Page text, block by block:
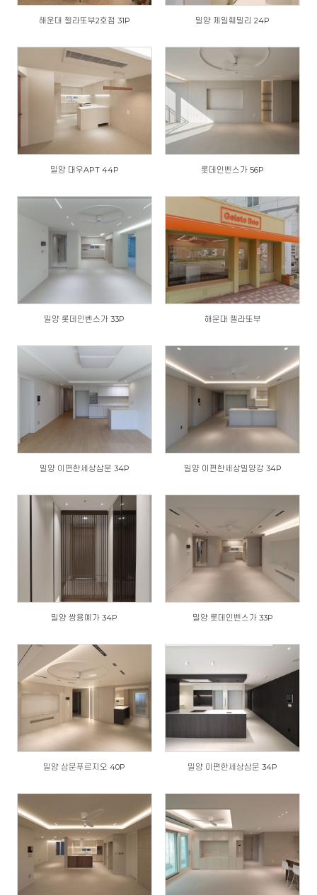
해운대 젤라또부2호점 31P 밀양 제일훼밀리 24P
밀양 대우APT 44P 롯데인벤스가 56P
밀양 롯데인벤스가 33P 해운대 젤라또부
밀양 이편한세상삼문 34P 밀양 이편한세상밀양강 34P
밀양 쌍용예가 34P 밀양 롯데인벤스가 33P
밀양 삼문푸르지오 40P 밀양 이편한세상삼문 34P